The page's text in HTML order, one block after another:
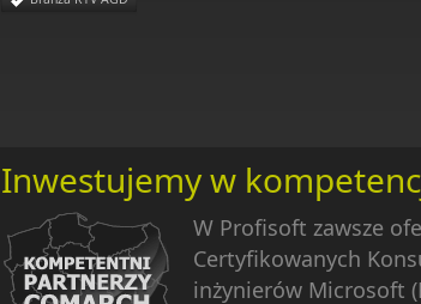
Inwestujemy w
W Profisoft zawsze
Certyfikowanych
inżynierów Microsoft